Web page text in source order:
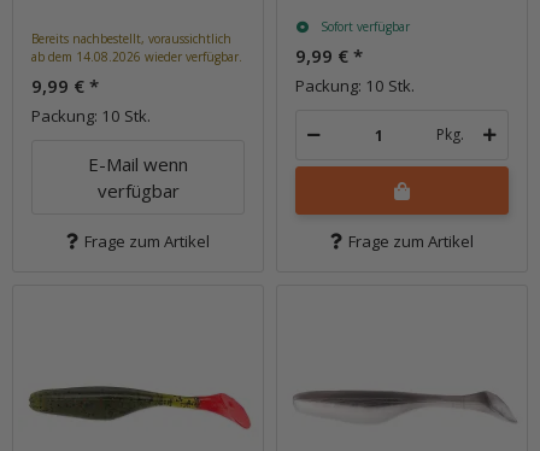
Bereits nachbestellt, voraussichtlich
ab dem 14.08.2026 wieder verfügbar.
9,99 € *
Packung: 10 Stk.
E-Mail wenn
verfügbar
Frage zum Artikel
Sofort verfügbar
9,99 € *
Packung: 10 Stk.
Pkg.
Frage zum Artikel